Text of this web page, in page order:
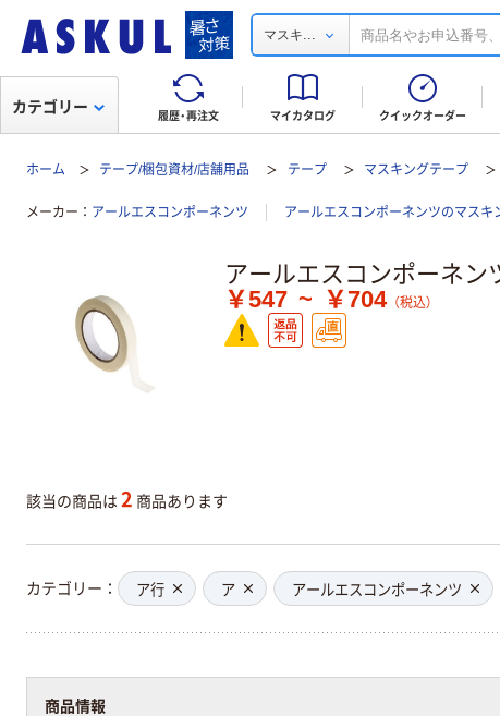
マスキ...
履歴・再注文 マイカタログ クイックオーダー
カテゴリー
ホーム テープ/梱包資材/店舗用品 テープ マスキングテープ
メーカー アールエスコンポーネンツ アールエスコンポーネンツのマスキ
アールエスコンポーネン
￥547 ~ ￥704 （税込）
該当の商品は 2 商品あります
カテゴリー ア行 ア アールエスコンポーネンツ
商品情報